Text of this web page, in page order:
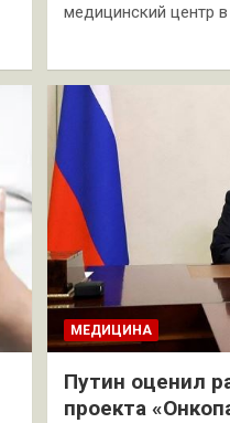
медицинский центр
МЕДИЦИНА
Путин оценил
проекта